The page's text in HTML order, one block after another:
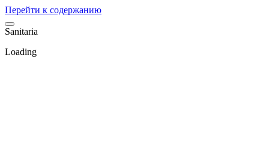
Перейти к содержанию
Sanitaria
Loading